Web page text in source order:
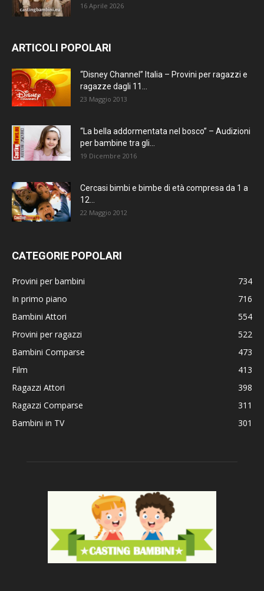
16 Aprile 2026
ARTICOLI POPOLARI
“Disney Channel” Italia – Provini per ragazzi e
ragazze dagli 11...
23 Maggio 2013
“La bella addormentata nel bosco” – Audizioni
per bambine tra gli...
19 Dicembre 2016
Cercasi bimbi e bimbe di età compresa da 1 a
12...
22 Maggio 2012
CATEGORIE POPOLARI
Provini per bambini
734
In primo piano
716
Bambini Attori
554
Provini per ragazzi
522
Bambini Comparse
473
Film
413
Ragazzi Attori
398
Ragazzi Comparse
311
Bambini in TV
301